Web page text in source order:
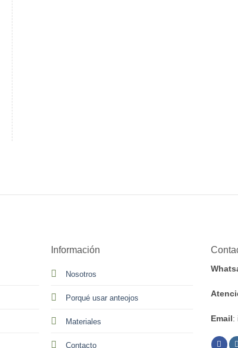
Información
Nosotros
Porqué usar anteojos
Materiales
Contacto
Email: